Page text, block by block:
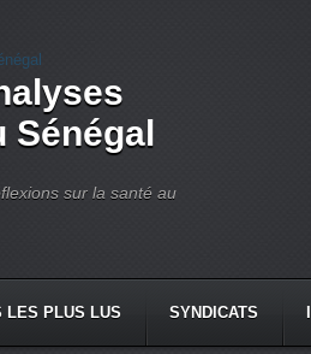
Sénégal
sur la santé au
LES PLUS LUS SYNDICATS